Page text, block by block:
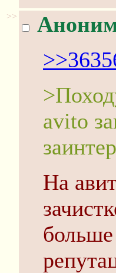
>>
avito
На
больше